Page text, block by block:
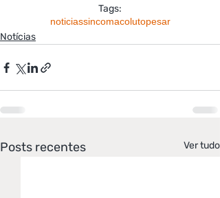
Tags:
noticiassincomacolutopesar
Notícias
Posts recentes Ver tudo